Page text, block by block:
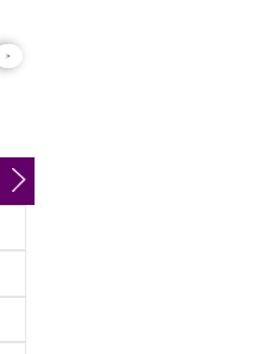
>